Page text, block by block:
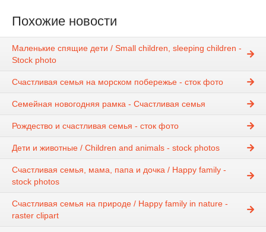
Похожие новости
Маленькие спящие дети / Small children, sleeping children -
Stock photo
Счастливая семья на морском побережье - сток фото
Семейная новогодняя рамка - Счастливая семья
Рождество и счастливая семья - сток фото
Дети и животные / Children and animals - stock photos
Счастливая семья, мама, папа и дочка / Happy family -
stock photos
Счастливая семья на природе / Happy family in nature -
raster clipart